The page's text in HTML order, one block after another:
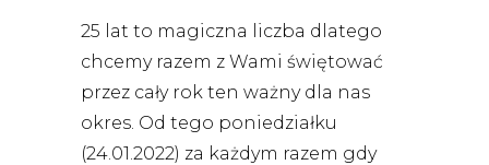
25 lat to magiczna liczba dlatego
chcemy razem z Wami świętować
przez cały rok ten ważny dla nas
okres. Od tego poniedziałku
(24.01.2022) za każdym razem gdy